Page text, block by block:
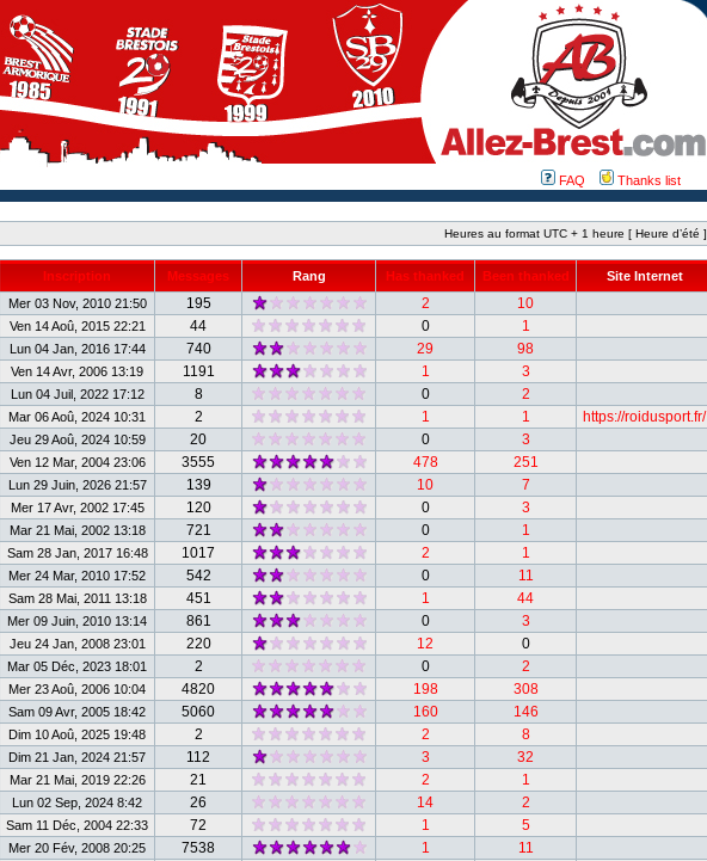
FAQ Thanks list
Heures au format UTC + 1 heure [ Heure d’été ]
Inscription Messages Rang Has thanked Been thanked Site Internet
Mer 03 Nov, 2010 21:50 195 2
10
Ven 14 Aoû, 2015 22:21 44 0
1
Lun 04 Jan, 2016 17:44 740 29
98
Ven 14 Avr, 2006 13:19 1191 1
3
Lun 04 Juil, 2022 17:12 8 0
2
Mar 06 Aoû, 2024 10:31 2 1 1
https://roidusport.fr/
Jeu 29 Aoû, 2024 10:59 20 0
3
Ven 12 Mar, 2004 23:06 3555 478
251
Lun 29 Juin, 2026 21:57 139 10
7
Mer 17 Avr, 2002 17:45 120 0
3
Mar 21 Mai, 2002 13:18 721 0
1
Sam 28 Jan, 2017 16:48 1017 2
1
Mer 24 Mar, 2010 17:52 542 0
11
Sam 28 Mai, 2011 13:18 451 1
44
Mer 09 Juin, 2010 13:14 861 0
3
Jeu 24 Jan, 2008 23:01 220 12
0
Mar 05 Déc, 2023 18:01 2 0
2
Mer 23 Aoû, 2006 10:04 4820 198
308
Sam 09 Avr, 2005 18:42 5060 160
146
Dim 10 Aoû, 2025 19:48 2 2
8
Dim 21 Jan, 2024 21:57 112 3
32
Mar 21 Mai, 2019 22:26 21 2
1
Lun 02 Sep, 2024 8:42 26 14
2
Sam 11 Déc, 2004 22:33 72 1
5
Mer 20 Fév, 2008 20:25 7538 1
11